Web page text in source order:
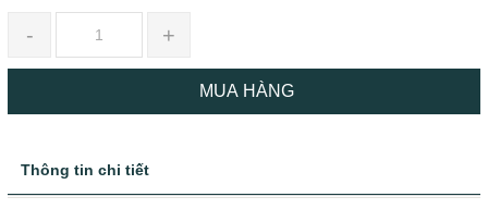
- +
MUA HÀNG
Thông tin chi tiết